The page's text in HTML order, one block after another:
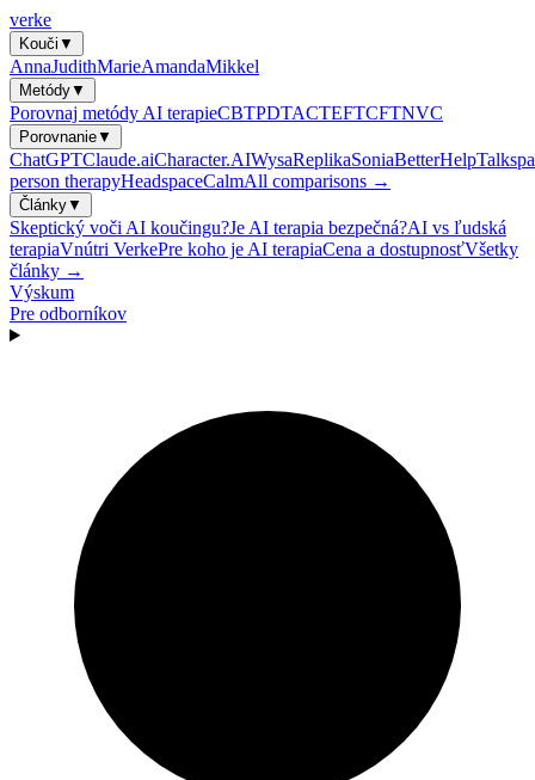
verke
Kouči ▼
AnnaJudithMarieAmandaMikkel
Metódy▼
Porovnaj metódy AI terapieCBTPDTACTEFTCFTNVC
Porovnanie▼
ChatGPTClaude.aiCharacter.AIWysaReplikaSoniaBetterHelp
person therapyHeadspaceCalmAll comparisons →
Články▼
Skeptický voči AI koučingu?Je AI terapia bezpečná?AI vs ľudská
terapiaVnútri VerkePre koho je AI terapiaCena a dostupnosťVšetky
články →
Výskum
Pre odborníkov